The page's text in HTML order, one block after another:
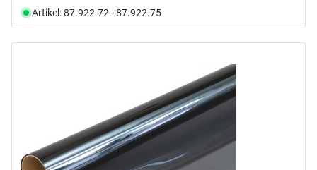
Artikel: 87.922.72 - 87.922.75